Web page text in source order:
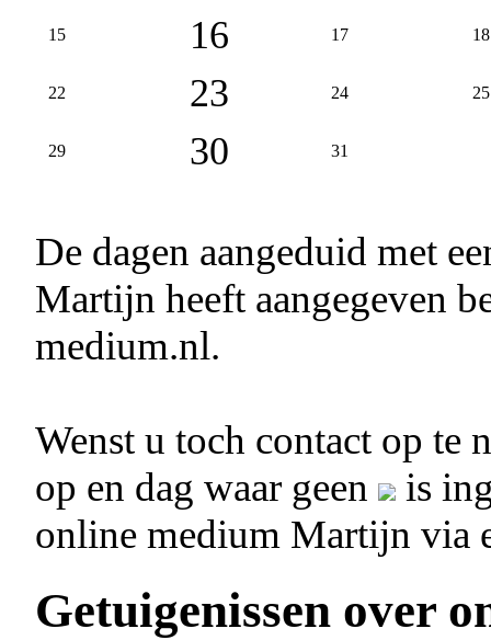
15 16 17 18
22 23 24 25
29 30 31
De dagen aangeduid met
Martijn heeft aangegeven
medium.nl.
Wenst u toch contact op te
op en dag waar geen
is
online medium Martijn via
Getuigenissen over